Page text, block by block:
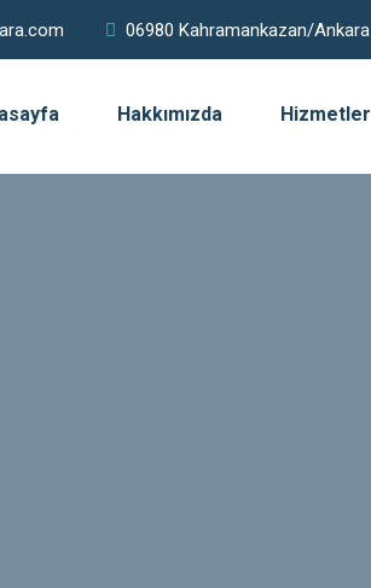
06980 Kahramankazan/Ankara
Hakkımızda Hizmetler